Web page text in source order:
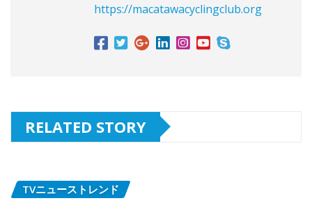
https://macatawacyclingclub.org
RELATED STORY
TVニューストレンド